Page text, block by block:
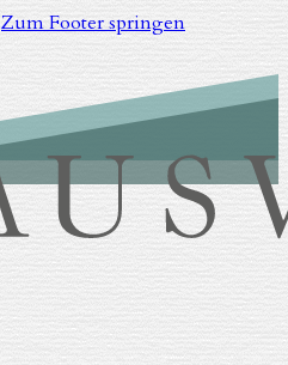
Zum Footer springen